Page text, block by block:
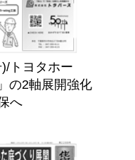
トヨタホー
の2軸展開強化
へ